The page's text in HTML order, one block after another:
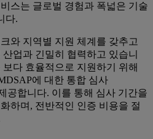
스는 글로벌 경험과 폭넓은 기술
다.
와 지역별 지원 체계를 갖추고
업과 긴밀히 협력하고 있습니
다 효율적으로 지원하기 위해
에 대한 통합 심사
공합니다. 이를 통해 심사 기간을
하며, 전반적인 인증 비용을 절